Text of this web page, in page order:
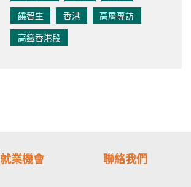
饒智生
香港
高層專訪
高鐵香港段
就業機會 聯絡我們